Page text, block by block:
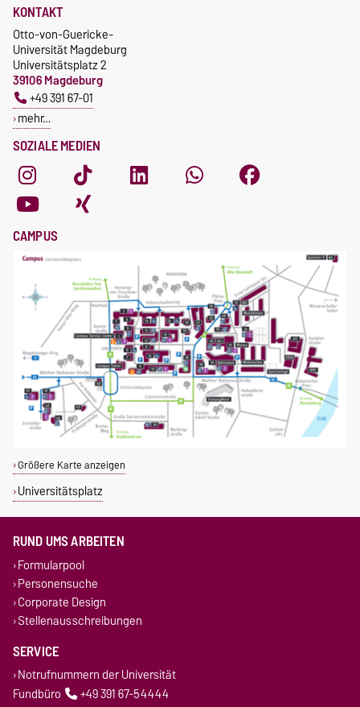
SOZIALE MEDIEN
KONTAKT
Otto-von-Guericke-
Universität Magdeburg
Universitätsplatz 2
39106 Magdeburg
+49 391 67-01
mehr…
CAMPUS
Größere Karte anzeigen
Universitätsplatz
RUND UMS ARBEITEN
Formularpool
Personensuche
Corporate Design
Stellenausschreibungen
SERVICE
Notrufnummern der Universität
Fundbüro
+49 391 67-54444